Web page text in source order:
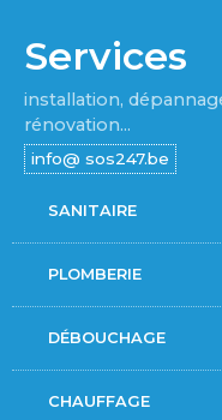
Services
installation,
rénovation...
SANITAIRE
PLOMBERIE
DÉBOUCHAGE
CHAUFFAGE